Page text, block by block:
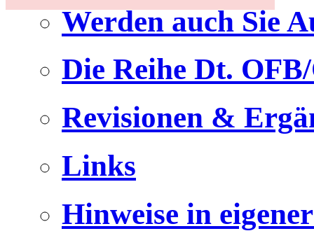
Werden auch Sie
Die Reihe Dt.
Revisionen &
Links
Hinweise in